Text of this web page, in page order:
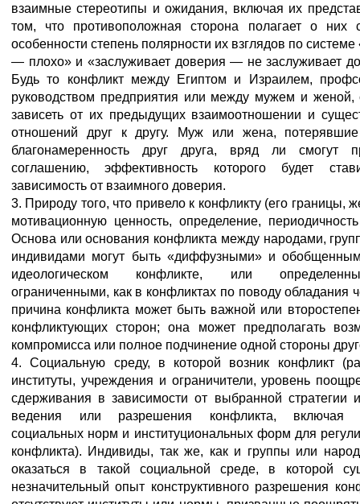
взаимные стереотипы и ожидания, включая их
том, что противоположная сторона полагает о них
особенности степень полярности их взглядов по
— плохо» и «заслуживает доверия — не заслуживает
Будь то конфликт между Египтом и Израилем,
руководством предприятия или между мужем и женой,
зависеть от их предыдущих взаимоотношении и
отношений друг к другу. Муж или жена,
благонамеренность друг друга, вряд ли смогут
соглашению, эффективность которого будет
зависимость от взаимного доверия.
3. Природу того, что привело к конфликту (его границы,
мотивационную ценность, определение,
Основа или основания конфликта между народами,
индивидами могут быть «диффузными» и
идеологическом конфликте, или
ограниченными, как в конфликтах по поводу обладания
причина конфликта может быть важной или
конфликтующих сторон; она может предполагать
компромисса или полное подчинение одной стороны
4. Социальную среду, в которой возник конфликт
институты, учреждения и ограничители, уровень
сдерживания в зависимости от выбранной стратегии и
ведения или разрешения конфликта, включая
социальных норм и институциональных форм для
конфликта). Индивиды, так же, как и группы или
оказаться в такой социальной среде, в которой
незначительный опыт конструктивного разрешения